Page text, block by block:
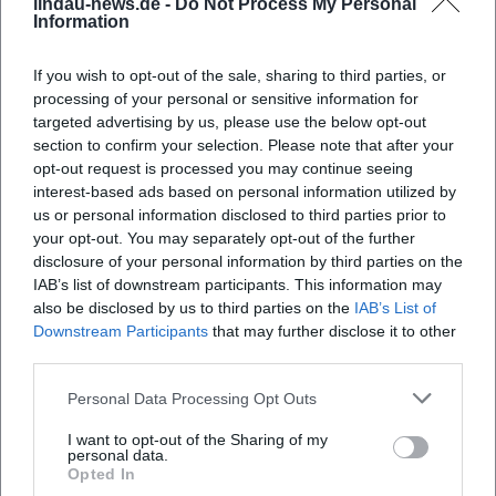
lindau-news.de - Do Not Process My Personal
Information
If you wish to opt-out of the sale, sharing to third parties, or
processing of your personal or sensitive information for
targeted advertising by us, please use the below opt-out
section to confirm your selection. Please note that after your
opt-out request is processed you may continue seeing
interest-based ads based on personal information utilized by
us or personal information disclosed to third parties prior to
your opt-out. You may separately opt-out of the further
disclosure of your personal information by third parties on the
IAB’s list of downstream participants. This information may
also be disclosed by us to third parties on the IAB’s List of
Downstream Participants that may further disclose it to other
Personal Data Processing Opt Outs
I want to opt-out of the Sharing of my
personal data.
Opted In
Terrasse, mit freiem Blick über den Park in Richtung
doppelt gut. Die Kombination aus klassischem
Speisesaal und Parkterrasse bietet zwei
atmosphärische Welten: drinnen die
architektonische Eleganz der Villa, draußen die
grüne Weite.
Ein besonderes Augenmerk liegt auf saisonalen
Empfehlungen und Anlässen. Das Haus
kommuniziert regelmäßig kulinarische Highlights,
etwa rund um Weihnachten und den
am 1. Januar 2026 (von 8 bis 16 Uhr, 49,90 € pro
hat. Solche Aktionen variieren jahreszeitlich;
aktuelle Hinweise finden Interessierte direkt auf
Wo kann ich bei LEOPOLD am See parken?
Bietet LEOPOLD am See Frühstück oder Brunch
an?
Kann ich im LEOPOLD am See eine Hochzeit oder
private Feier ausrichten?
Sind Hunde erlaubt?
Gibt es Übernachtungsmöglichkeiten direkt am
Bewertungen